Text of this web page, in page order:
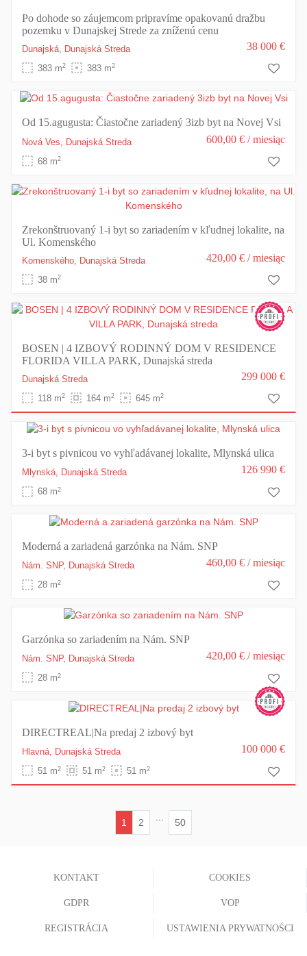
Po dohode so záujemcom pripravíme opakovanú dražbu
pozemku v Dunajskej Strede za zníženú cenu
Dunajská, Dunajská Streda
383 m2 383 m2
38 000 €
Od 15.agugusta: Čiastočne zariadený 3izb byt na Novej Vsi
Nová Ves, Dunajská Streda
68 m2
600,00 € / miesiąc
Zrekonštruovaný 1-i byt so zariadením v kľudnej lokalite, na
Ul. Komenského
Komenského, Dunajská Streda
38 m2
420,00 € / miesiąc
BOSEN | 4 IZBOVÝ RODINNÝ DOM V RESIDENCE
FLORIDA VILLA PARK, Dunajská streda
Dunajská Streda
118 m2 164 m2 645 m2
299 000 €
3-i byt s pivnicou vo vyhľadávanej lokalite, Mlynská ulica
Mlynská, Dunajská Streda
68 m2
126 990 €
Moderná a zariadená garzónka na Nám. SNP
Nám. SNP, Dunajská Streda
28 m2
460,00 € / miesiąc
Garzónka so zariadením na Nám. SNP
Nám. SNP, Dunajská Streda
28 m2
420,00 € / miesiąc
DIRECTREAL|Na predaj 2 izbový byt
Hlavná, Dunajská Streda
51 m2 51 m2 51 m2
100 000 €
1
2 50
KONTAKT COOKIES
GDPR VOP
REGISTRÁCIA USTAWIENIA PRYWATNOŚCI